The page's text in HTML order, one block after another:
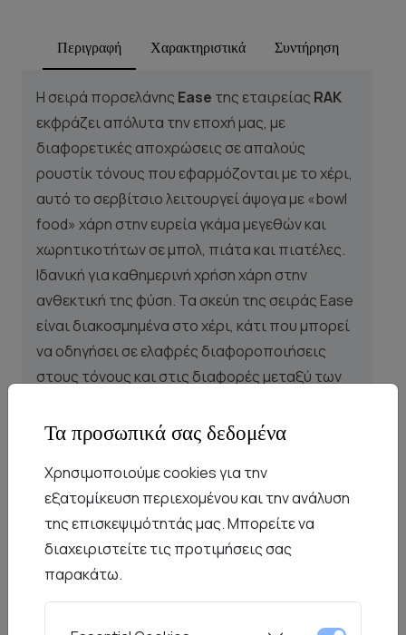
Περιγραφή Χαρακτηριστικά Συντήρηση
Η σειρά πορσελάνης Ease της εταιρείας RAK
εκφράζει απόλυτα την εποχή μας, με
διαφορετικές αποχρώσεις σε απαλούς
ρουστίκ τόνους που εφαρμόζονται με το χέρι,
αυτό το σερβίτσιο λειτουργεί άψογα με «bowl
food» χάρη στην ευρεία γκάμα μεγεθών και
χωρητικοτήτων σε μπολ, πιάτα και πιατέλες.
Ιδανική για καθημερινή χρήση χάρη στην
ανθεκτική της φύση. Τα σκεύη της σειράς Ease
είναι διακοσμημένα στο χέρι, κάτι που μπορεί
να οδηγήσει σε ελαφρές διαφοροποιήσεις
στους τόνους και στις διαφορές μεταξύ των
Ο οίκοςRAK Porcelainείναι μέλος του ομίλου
εταιριώνRak Ceramics.Από την ίδρυση του
ομίλου το 1991, ο επιτυχής συνδυασμός της
επαγγελματικής πείρας, η δημιουργικότητα
καθώς και η απαράμιλλη τεχνογνωσία έχει
ωθήσει την RAK σε μια ηγετική θέση στον
Τα προσωπικά σας δεδομένα
Χρησιμοποιούμε cookies για την
εξατομίκευση περιεχομένου και την ανάλυση
της επισκεψιμότητάς μας. Μπορείτε να
διαχειριστείτε τις προτιμήσεις σας
παρακάτω.